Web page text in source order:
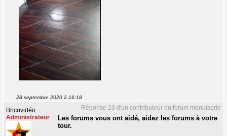
28 septembre 2020 à 16:18
Réponse 23 d'un contributeur du forum menuiserie
Bricovidéo
Administrateur
Les forums vous ont aidé, aidez les forums à votre
tour.